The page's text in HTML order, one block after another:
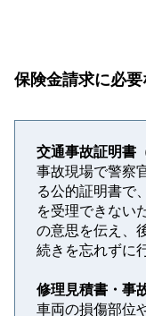
保険金請求に必
交通事故証明書
事故現場で警察
る公的証明書で
を受理できない
の意思を伝え、
続きを忘れずに
修理見積書・事
車両の損傷部位